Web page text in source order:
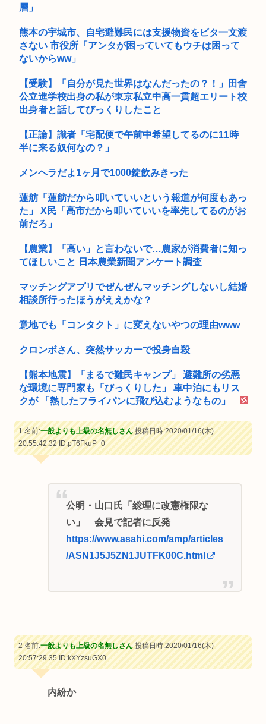
層」
熊本の宇城市、自宅避難民には支援物資をビタ一文渡
さない 市役所「アンタが困っていてもウチは困って
ないからww」
【受験】「自分が見た世界はなんだったの？！」田舎
公立進学校出身の私が東京私立中高一貫超エリート校
出身者と話してびっくりしたこと
【正論】識者「宅配便で午前中希望してるのに11時
半に来る奴何なの？」
メンヘラだよ1ヶ月で1000錠飲みきった
蓮舫「蓮舫だから叩いていいという報道が何度もあっ
た」 X民「高市だから叩いていいを率先してるのがお
前だろ」
【農業】「高い」と言わないで…農家が消費者に知っ
てほしいこと 日本農業新聞アンケート調査
マッチングアプリでぜんぜんマッチングしないし結婚
相談所行ったほうがええかな？
意地でも「コンタクト」に変えないやつの理由www
クロンボさん、突然サッカーで投身自殺
【熊本地震】「まるで難民キャンプ」 避難所の劣悪
な環境に専門家も「びっくりした」 車中泊にもリス
クが 「熱したフライパンに飛び込むようなもの」
1 名前:一般よりも上級の名無しさん投稿日時:2020/01/16(木)
20:55:42.32ID:pT6FkuP+0
公明・山口氏「総理に改憲権限な
い」 会見で記者に反発
https://www.asahi.com/amp/articles
/ASN1J5J5ZN1JUTFK00C.html
2 名前:一般よりも上級の名無しさん投稿日時:2020/01/16(木)
20:57:29.35ID:kXYzsuGX0
内紛か